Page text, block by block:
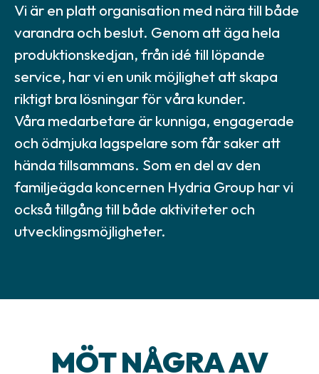
Vi är en platt organisation med nära till både
varandra och beslut. Genom att äga hela
produktionskedjan, från idé till löpande
service, har vi en unik möjlighet att skapa
riktigt bra lösningar för våra kunder.
Våra medarbetare är kunniga, engagerade
och ödmjuka lagspelare som får saker att
hända tillsammans. Som en del av den
familjeägda koncernen Hydria Group har vi
också tillgång till både aktiviteter och
utvecklingsmöjligheter.
MÖT NÅGRA AV